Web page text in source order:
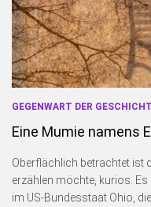
Blogserie:
Blogserie: Spaß mit
Sonstiges
Blogserie:
Blogserie:
Archiv
Impressum
Bildnachweise
GEGENWART DER
Eine Mumie namens
Oberflächlich betrachtet ist
erzählen möchte, kurios.
im US-Bundesstaat Ohio,